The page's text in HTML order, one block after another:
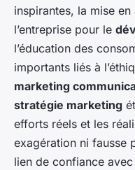
inspirantes, la mise
l’entreprise pour le
l’éducation des
importants liés à
marketing
stratégie marketing
efforts réels et les
exagération ni fausse
lien de confiance